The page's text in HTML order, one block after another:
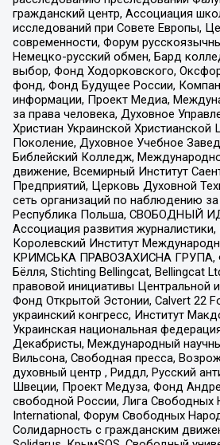
гражданский центр, Ассоциация
исследований при Совете Европы,
современности, Форум
Немецко-русский обмен, Бард
выбор, Фонд Ходорковского,
фонд, Фонд Будущее России,
информации, Проект Медиа,
за права человека, Духовное
Христиан Украинской Христианской
Поколение, Духовное Учебное
Библейский Колледж,
движение, Всемирный Институт
Предприятий, Церковь Духовной
сеть организаций по наблюдению
Республика Польша, СВОБОДНЫЙ
Ассоциация развития
Королевский Институт
КРИМСЬКА ПРАВОЗАХИСНА ГРУПА,
Бёлля, Stichting Bellingcat, Bellingcat
правовой инициативы Центральной
Фонд Открытой Эстонии, Calvert 22
украинский конгресс, Институт
Украинская национальная
Декабристы, Международный
Вильсона, Свободная пресса,
духовный центр , Риддл, Русский
Швеции, Проект Медуза, Фонд
свободной России, Лига Свободных
International, Форум Свободных
Солидарность с гражданским